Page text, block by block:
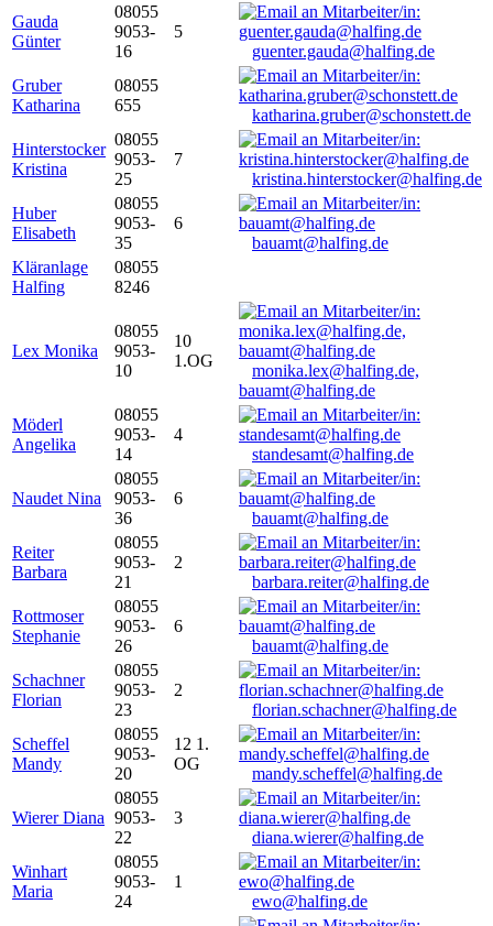
Gauda
Günter
08055
9053-
16
5
guenter.gauda@halfing.de
Gruber
Katharina
08055
655
katharina.gruber@schonstett.de
Hinterstocker
Kristina
08055
9053-
25
7
kristina.hinterstocker@halfing.de
Huber
Elisabeth
08055
9053-
35
6
bauamt@halfing.de
Kläranlage
Halfing
08055
8246
Lex Monika
08055
9053-
10
10
1.OG
monika.lex@halfing.de,
bauamt@halfing.de
Möderl
Angelika
08055
9053-
14
4
standesamt@halfing.de
Naudet Nina
08055
9053-
36
6
bauamt@halfing.de
Reiter
Barbara
08055
9053-
21
2
barbara.reiter@halfing.de
Rottmoser
Stephanie
08055
9053-
26
6
bauamt@halfing.de
Schachner
Florian
08055
9053-
23
2
florian.schachner@halfing.de
Scheffel
Mandy
08055
9053-
20
12 1.
OG
mandy.scheffel@halfing.de
Wierer Diana
08055
9053-
22
3
diana.wierer@halfing.de
Winhart
Maria
08055
9053-
24
1
ewo@halfing.de